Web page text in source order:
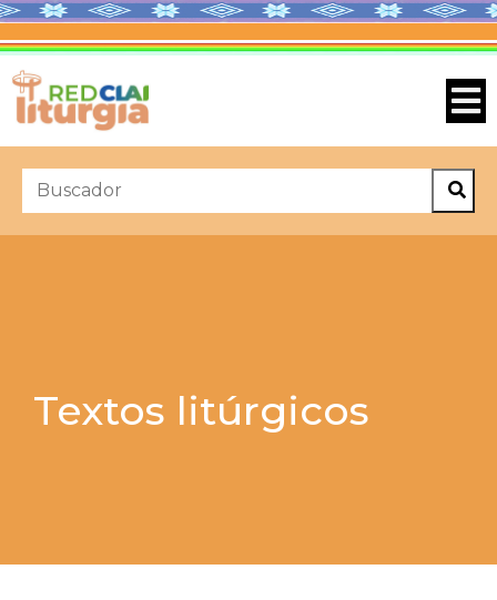
Textos litúrgicos